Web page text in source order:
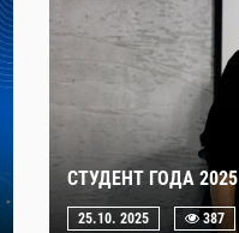
СТУДЕНТ ГОДА 2025
25.10. 2025 387